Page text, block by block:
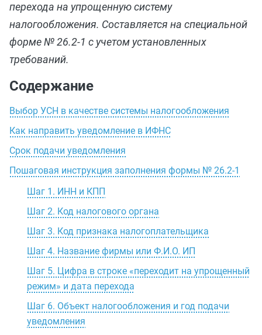
перехода на упрощенную систему
налогообложения. Составляется на специальной
форме № 26.2-1 с учетом установленных
требований.
Содержание
Выбор УСН в качестве системы налогообложения
Как направить уведомление в ИФНС
Срок подачи уведомления
Пошаговая инструкция заполнения формы № 26.2-1
Шаг 1. ИНН и КПП
Шаг 2. Код налогового органа
Шаг 3. Код признака налогоплательщика
Шаг 4. Название фирмы или Ф.И.О. ИП
Шаг 5. Цифра в строке «переходит на упрощенный
режим» и дата перехода
Шаг 6. Объект налогообложения и год подачи
уведомления